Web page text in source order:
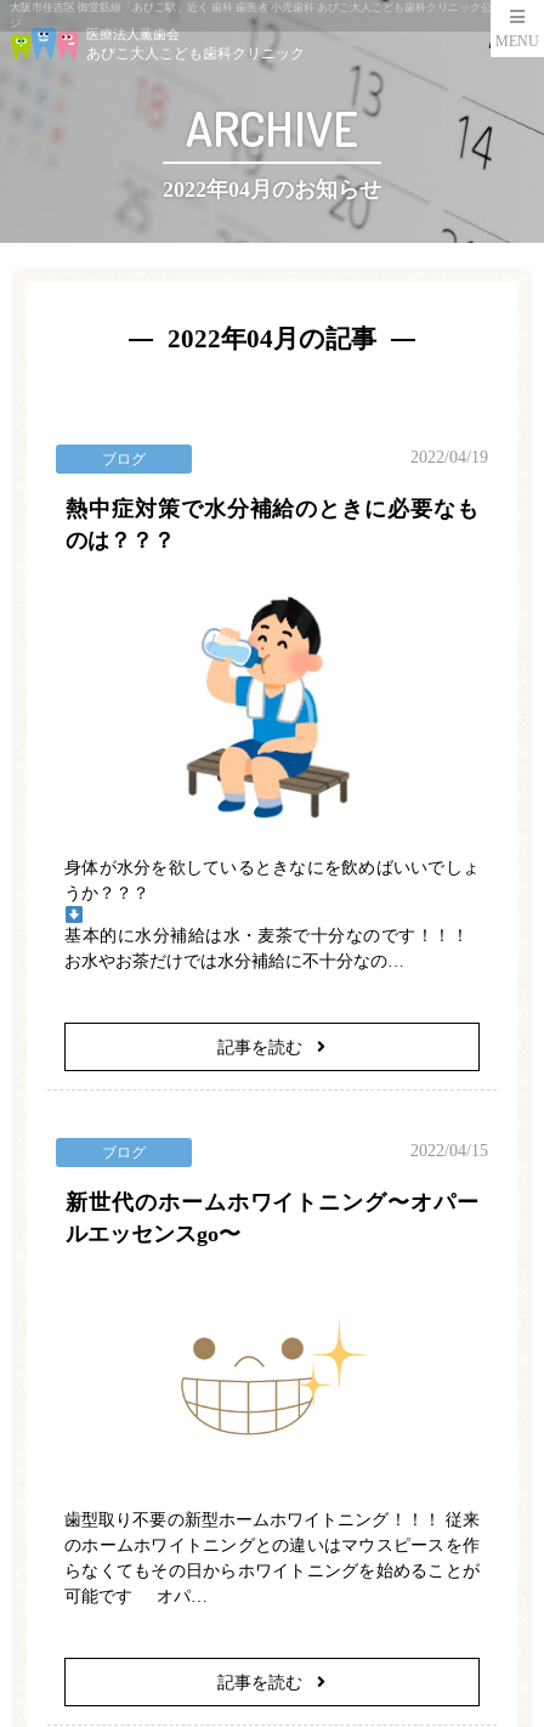
大阪市住吉区 御堂筋線「あびこ駅」近く 歯科 歯医者 小児歯科 あびこ大人こども歯科クリニック公式ペー
ジ
医療法人薫歯会
あびこ大人こども歯科クリニック
MENU
ARCHIVE
2022年04月のお知らせ
2022年04月の記事
熱中症対策で水分補給のときに必要なも
のは？？？
ブログ 2022/04/19
身体が水分を欲しているときなにを飲めばいいでしょ
うか？？？
基本的に水分補給は水・麦茶で十分なのです！！！
お水やお茶だけでは水分補給に不十分なの…
記事を読む
新世代のホームホワイトニング〜オパー
ルエッセンスgo〜
ブログ 2022/04/15
歯型取り不要の新型ホームホワイトニング！！！ 従来
のホームホワイトニングとの違いはマウスピースを作
らなくてもその日からホワイトニングを始めることが
可能です オパ…
記事を読む
ホーム
診療案内
一般歯科
ホワイトニング
訪問歯科
矯正歯科
インプラント
料金表
院内紹介
よくある質問
お知らせ一覧
電話をかける